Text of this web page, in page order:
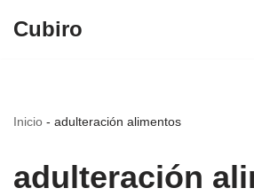
Cubiro
Inicio - adulteración alimentos
adulteración